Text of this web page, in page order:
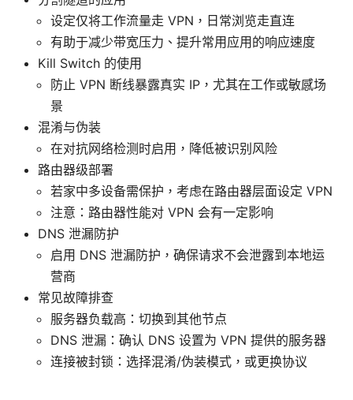
设定仅将工作流量走 VPN，日常浏览走直连
有助于减少带宽压力、提升常用应用的响应速度
Kill Switch 的使用
防止 VPN 断线暴露真实 IP，尤其在工作或敏感场
景
混淆与伪装
在对抗网络检测时启用，降低被识别风险
路由器级部署
若家中多设备需保护，考虑在路由器层面设定 VPN
注意：路由器性能对 VPN 会有一定影响
DNS 泄漏防护
启用 DNS 泄漏防护，确保请求不会泄露到本地运
营商
常见故障排查
服务器负载高：切换到其他节点
DNS 泄漏：确认 DNS 设置为 VPN 提供的服务器
连接被封锁：选择混淆/伪装模式，或更换协议